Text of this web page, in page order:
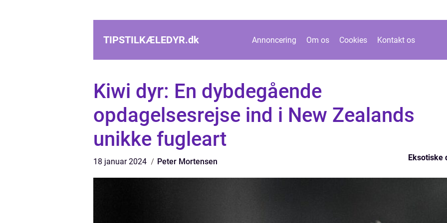
TIPSTILKÆLEDYR.dk Annoncering Om os Cookies Kontakt os
Kiwi dyr: En dybdegående
opdagelsesrejse ind i New Zealands
unikke fugleart
18 januar 2024 Peter Mortensen Eksotiske